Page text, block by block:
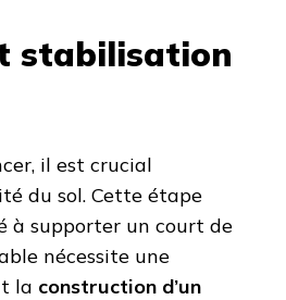
stabilisation
il est crucial
du sol. Cette étape
à supporter un court de
nécessite une
la construction d’un